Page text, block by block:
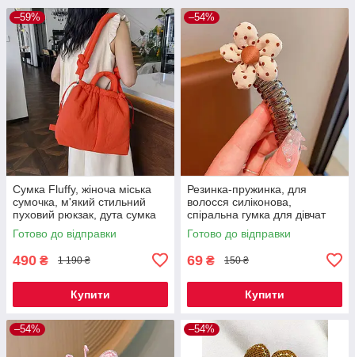
–59%
Сумка Fluffy, жіноча міська
сумочка, м'який стильний
пуховий рюкзак, дута сумка
червона Код 00-0453
Готово до відправки
490 ₴ 1 190 ₴
Купити
–54%
Резинка-пружинка, для
волосся силіконова,
спіральна гумка для дівчат
квіточка горошок 1 штКод 00-
0484
Готово до відправки
69 ₴ 150 ₴
Купити
–54% –54%